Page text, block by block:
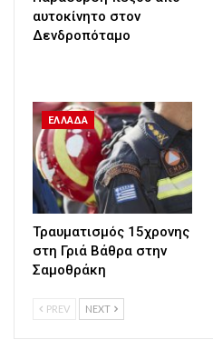
αυτοκίνητο στον
Δενδροπόταμο
ΕΛΛΑΔΑ
Τραυματισμός 15χρονης
στη Γριά Βάθρα στην
Σαμοθράκη
PREV NEXT